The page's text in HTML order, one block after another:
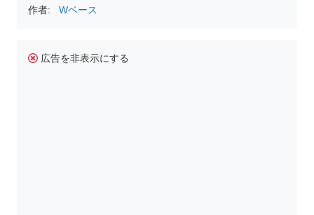
作者: Wベース
広告を非表示にする